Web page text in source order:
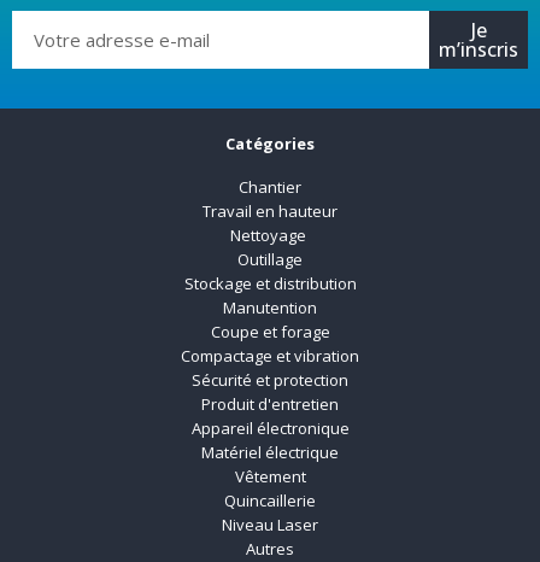
Je
m’inscris
Catégories
Chantier
Travail en hauteur
Nettoyage
Outillage
Stockage et distribution
Manutention
Coupe et forage
Compactage et vibration
Sécurité et protection
Produit d'entretien
Appareil électronique
Matériel électrique
Vêtement
Quincaillerie
Niveau Laser
Autres